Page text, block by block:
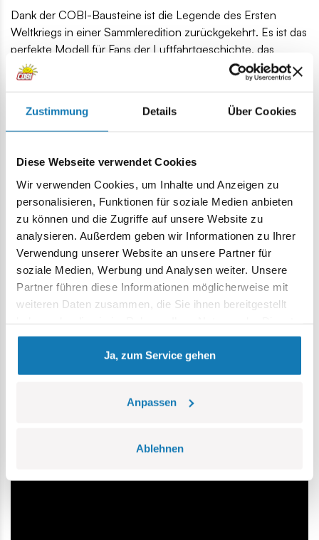
Zustimmung Details Über Cookies
Diese Webseite verwendet Cookies
Wir verwenden Cookies, um Inhalte und Anzeigen zu
personalisieren, Funktionen für soziale Medien anbieten
zu können und die Zugriffe auf unsere Website zu
analysieren. Außerdem geben wir Informationen zu Ihrer
Verwendung unserer Website an unsere Partner für
soziale Medien, Werbung und Analysen weiter. Unsere
Partner führen diese Informationen möglicherweise mit
weiteren Daten zusammen, die Sie ihnen bereitgestellt
gesammelt haben.
Ja, zum Service gehen
Anpassen
Ablehnen
Dank der COBI-Bausteine ist die Legende des Ersten
Weltkriegs in einer Sammleredition zurückgekehrt. Es ist das
perfekte Modell für Fans der Luftfahrtgeschichte, das
Bewunderung und Aufmerksamkeit erregt. Abgesehen von
einem so farbenfrohen Set, das eine Dosis Geschichte in
216 hochwertige Blöcke
Tradition hergestellt,
erfüllen die Sicherheitsstandards für Produkte für Kinder,
voll kompatibel mit anderen Marken von Klemm-
Bausteinen,
Blöcke mit Aufdruck verformen sich nicht und verblassen
nicht während des Spiels oder unter Temperatureinfluss,
klare und intuitive Anleitung anhand von Zeichnungen
und Symbolen,
1 Pilotenfigur,
Blockständer
lasergravierte Platte mit der LE-Nummer,